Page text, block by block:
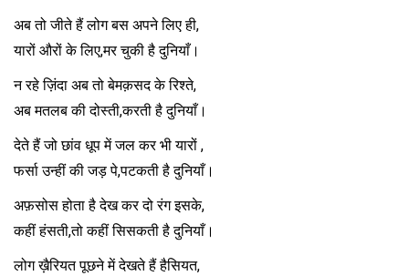
अब तो जीते हैं लोग बस अपने लिए ही,
यारों औरों के लिए,मर चुकी है दुनियाँ।
न रहे ज़िंदा अब तो बेमक़सद के रिश्ते,
अब मतलब की दोस्ती,करती है दुनियाँ।
देते हैं जो छांव धूप में जल कर भी यारों ,
फर्सा उन्हीं की जड़ पे,पटकती है दुनियाँ।
अफ़सोस होता है देख कर दो रंग इसके,
कहीं हंसती,तो कहीं सिसकती है दुनियाँ।
लोग ख़ैरियत पूछने में देखते हैं हैसियत,